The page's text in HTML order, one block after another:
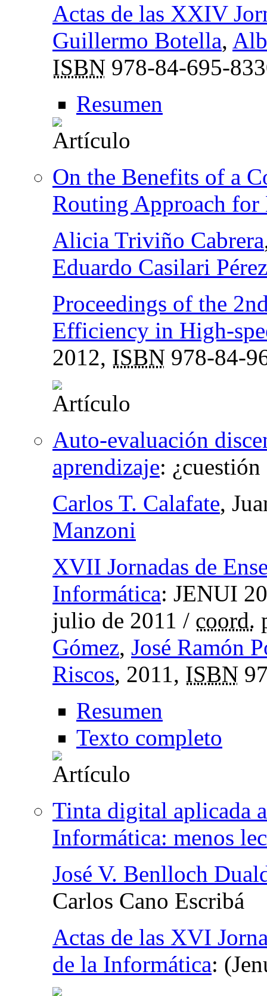
Actas de las XXIV
Guillermo Botella,
ISBN 978-84-695-
Resumen
On the Benefits of a
Routing Approach
Alicia Triviño Cabrera
Eduardo Casilari Pérez
Proceedings of the
Efficiency in High-
2012, ISBN 978-84-
Auto-evaluación
aprendizaje: ¿cuestión
Carlos T. Calafate,
Manzoni
XVII Jornadas de
Informática: JENUI
julio de 2011 / coord.
Gómez, José Ramón
Riscos, 2011, ISBN
Resumen
Texto completo
Tinta digital aplicada
Informática: menos
José V. Benlloch
Carlos Cano Escribá
Actas de las XVI
de la Informática: